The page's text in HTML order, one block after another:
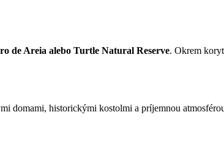
de Areia alebo Turtle Natural Reserve. Okrem
domami, historickými kostolmi a príjemnou